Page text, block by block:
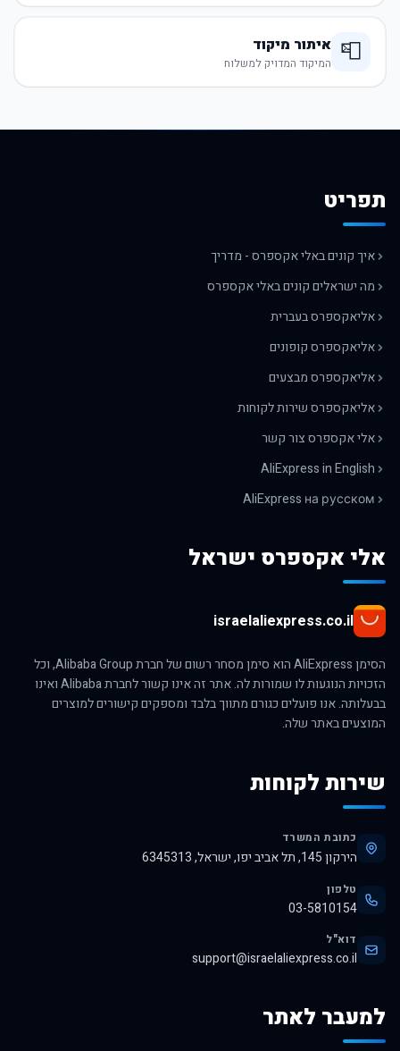
📮 איתור מיקוד
המיקוד המדויק למשלוח
תפריט
איך קונים באלי אקספרס - מדריך
מה ישראלים קונים באלי אקספרס
אליאקספרס בעברית
אליאקספרס קופונים
אליאקספרס מבצעים
אליאקספרס שירות לקוחות
אלי אקספרס צור קשר
AliExpress in English
AliExpress на русском
אלי אקספרס ישראל
israelaliexpress.co.il
הסימן AliExpress הוא סימן מסחר רשום של חברת Alibaba Group, וכל
הזכויות הנוגעות לו שמורות לה. אתר זה אינו קשור לחברת Alibaba ואינו
בבעלותה. אנו פועלים כגורם מתווך בלבד ומספקים קישורים למוצרים
המוצעים באתר שלה.
שירות לקוחות
כתובת המשרד
הירקון 145, תל אביב יפו, ישראל, 6345313
טלפון
03-5810154
דוא"ל
support@israelaliexpress.co.il
למעבר לאתר
לרכישה באלי אקספרס